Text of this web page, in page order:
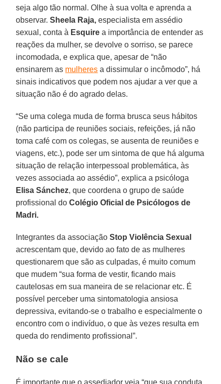
seja algo tão normal. Olhe à sua volta e aprenda a
observar.Sheela Raja, especialista em assédio
sexual, conta à Esquire a importância de entender as
reações da mulher, se devolve o sorriso, se parece
incomodada, e explica que, apesar de “não
ensinarem as mulheres a dissimular o incômodo”, há
sinais indicativos que podem nos ajudar a ver que a
situação não é do agrado delas.
“Se uma colega muda de forma brusca seus hábitos
(não participa de reuniões sociais, refeições, já não
toma café com os colegas, se ausenta de reuniões e
viagens, etc.), pode ser um sintoma de que há alguma
situação de relação interpessoal problemática, às
vezes associada ao assédio”, explica a psicóloga
Elisa Sánchez, que coordena o grupo de saúde
profissional doColégio Oficial de Psicólogos de
Madri.
Integrantes da associaçãoStop Violência Sexual
acrescentam que, devido ao fato de as mulheres
questionarem que são as culpadas, é muito comum
que mudem “sua forma de vestir, ficando mais
cautelosas em sua maneira de se relacionar etc. É
possível perceber uma sintomatologia ansiosa
depressiva, evitando-se o trabalho e especialmente o
encontro com o indivíduo, o que às vezes resulta em
queda do rendimento profissional”.
Não se cale
É importante que o assediador veja “que sua conduta